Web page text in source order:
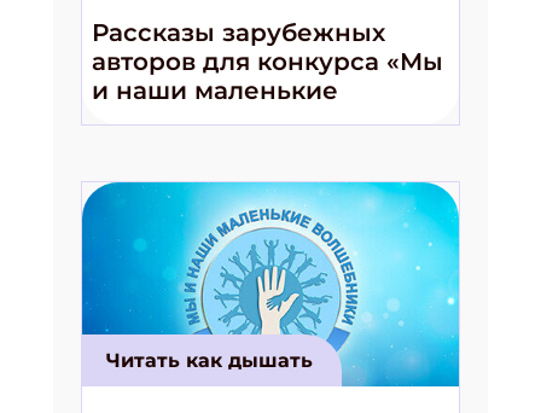
Рассказы зарубежных
авторов для конкурса «Мы
и наши маленькие
волшебники!»
Читать как дышать